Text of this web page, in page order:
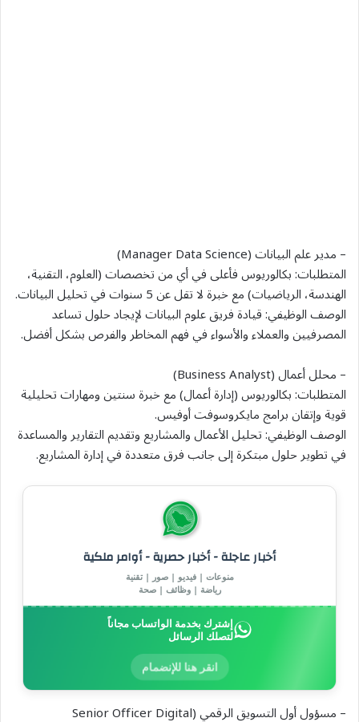
– مدير علم البيانات (Manager Data Science)
المتطلبات: بكالوريوس فأعلى في أي من تخصصات (العلوم، التقنية،
الهندسة، الرياضيات) مع خبرة لا تقل عن 5 سنوات في تحليل البيانات.
الوصف الوظيفي: قيادة فريق علوم البيانات لإيجاد حلول تساعد
المصرفيين والعملاء والأسواء في فهم المخاطر والفرص بشكل أفضل.
– محلل أعمال (Business Analyst)
المتطلبات: بكالوريوس (إدارة أعمال) مع خبرة سنتين ومهارات تحليلية
قوية وإتقان برامج مايكروسوفت أوفيس.
الوصف الوظيفي: تحليل الأعمال والمشاريع وتقديم التقارير والمساعدة
في تطوير حلول مبتكرة إلى جانب فرق متعددة في إدارة المشاريع.
أخبار عاجلة - أخبار حصرية - أوامر ملكية
منوعات | فيديو | صور | تقنية
رياضة | وظائف | صحة
إشترك بخدمة الواتساب مجاناً
لتصلك الرسائل
انقر هنا للإنضمام
– مسؤول أول التسويق الرقمي (Senior Officer Digital